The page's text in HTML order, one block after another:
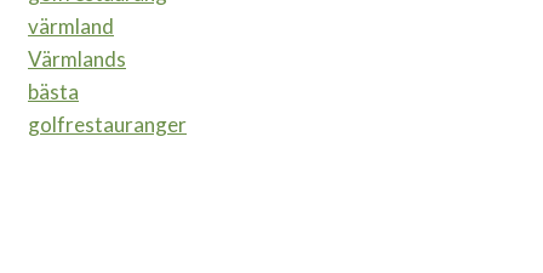
Värmlands
bästa
golfrestauranger